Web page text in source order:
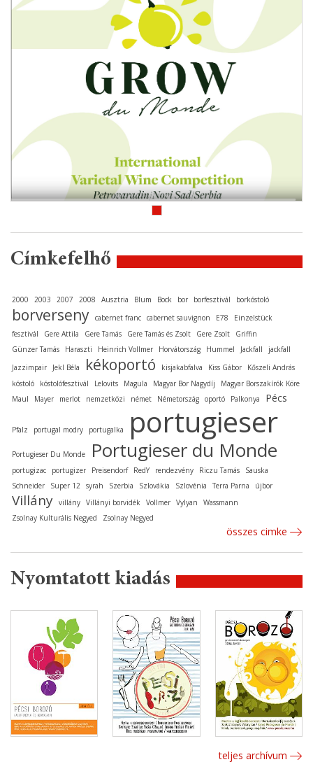
Címkefelhő
2000 2003 2007 2008 Ausztria Blum Bock bor borfesztivál borkóstoló
borverseny cabernet franc cabernet sauvignon E78
Einzelstück
fesztivál
Gere Attila Gere Tamás Gere Tamás és Zsolt Gere Zsolt
Griffin
Günzer Tamás
Haraszti Heinrich Vollmer Horvátország Hummel Jackfall
jackfall
Jazzimpair
Jekl Béla kékoportó kisjakabfalva Kiss Gábor
Kőszeli András
kóstoló
kóstolófesztivál Lelovits Magula Magyar Bor Nagydíj
Magyar Borszakírók Köre
Maul
Mayer merlot nemzetközi német Németország oportó Palkonya Pécs
Pfalz portugal modry portugalka portugieser
Portugieser Du Monde Portugieser du Monde
portugizac portugizer Preisendorf RedY rendezvény Riczu Tamás
Sauska
Schneider
Super 12 syrah Szerbia Szlovákia Szlovénia Terra Parna újbor
Villány villány Villányi borvidék Vollmer Vylyan
Wassmann
Zsolnay Kulturális Negyed
Zsolnay Negyed
összes cimke
Nyomtatott kiadás
teljes archívum